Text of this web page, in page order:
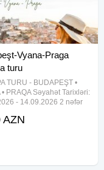
Vyana-Praga
turu
TURU - BUDAPEŞT •
• PRAQA Səyahət Tarixləri:
- 14.09.2026 2 nəfər
ilə 08.09.2026 Bakı -
AZN